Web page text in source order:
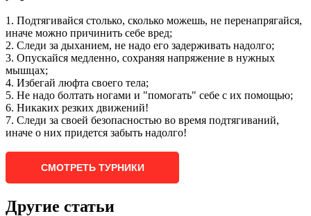
1. Подтягивайся столько, сколько можешь, не перенапрягайся,
иначе можно причинить себе вред;
2. Следи за дыханием, не надо его задерживать надолго;
3. Опускайся медленно, сохраняя напряжение в нужных
мышцах;
4. Избегай люфта своего тела;
5. Не надо болтать ногами и "помогать" себе с их помощью;
6. Никаких резких движений!
7. Следи за своей безопасностью во время подтягиваний,
иначе о них придется забыть надолго!
СМОТРЕТЬ ТУРНИКИ
Другие статьи